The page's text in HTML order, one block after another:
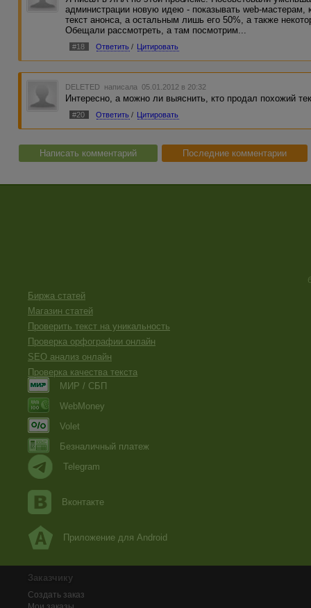
администрации новую идею - показывать web-
текст анонса, а остальным лишь его 50%, а также
Обещали рассмотреть, а там посмотрим...
#18 Ответить / Цитировать
DELETED написала 05.01.2012 в 20:32
Интересно, а можно ли выяснить, кто продал похожий
#20 Ответить / Цитировать
Написать комментарий Последние комментарии
Биржа статей
Магазин статей
Проверить текст на уникальность
Проверка орфографии онлайн
SEO анализ онлайн
Проверка качества текста
МИР / СБП
WebMoney
Volet
Безналичный платеж
Telegram
Вконтакте
Приложение для Android
Заказчику
Создать заказ